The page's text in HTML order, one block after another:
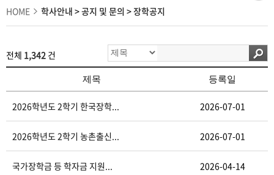
HOME 학사안내 >공지 및 문의 >장학공지
전체 1,342 건
제목 등록일
2026학년도 2학기 한국장학... 2026-07-01
2026학년도 2학기 농촌출신... 2026-07-01
국가장학금 등 학자금 지원... 2026-04-14